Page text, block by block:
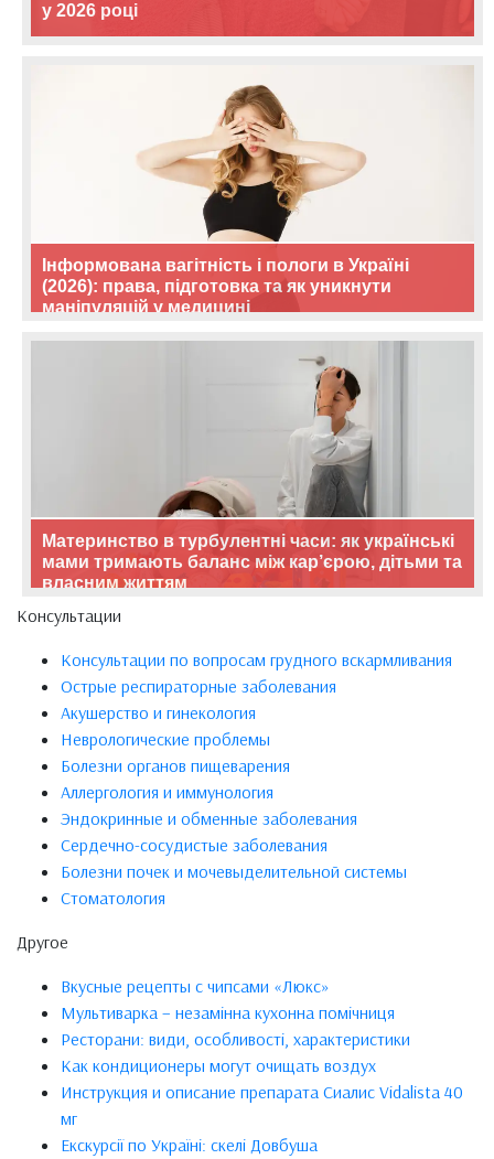
у 2026 році
Інформована вагітність і пологи в Україні
(2026): права, підготовка та як уникнути
маніпуляцій у медицині
Материнство в турбулентні часи: як українські
мами тримають баланс між кар’єрою, дітьми та
власним життям
Консультации
Консультации по вопросам грудного вскармливания
Острые респираторные заболевания
Акушерство и гинекология
Неврологические проблемы
Болезни органов пищеварения
Аллергология и иммунология
Эндокринные и обменные заболевания
Сердечно-сосудистые заболевания
Болезни почек и мочевыделительной системы
Стоматология
Другое
Вкусные рецепты с чипсами «Люкс»
Мультиварка – незамінна кухонна помічниця
Ресторани: види, особливості, характеристики
Как кондиционеры могут очищать воздух
Инструкция и описание препарата Сиалис Vidalista 40
мг
Екскурсії по Україні: скелі Довбуша